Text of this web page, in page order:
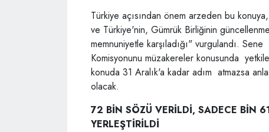
Türkiye açısından önem arzeden bu
ve Türkiye'nin, Gümrük Birliğinin
memnuniyetle karşıladığı" vurgulandı.
Komisyonunu müzakereler konusunda
konuda 31 Aralık'a kadar adım atmazsa
olacak.
72 BİN SÖZÜ VERİLDİ, SADECE BİN
YERLEŞTİRİLDİ